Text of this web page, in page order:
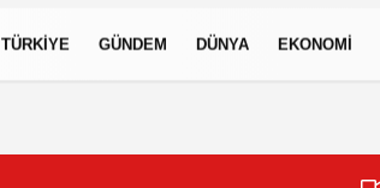
TÜRKIYE GÜNDEM DÜNYA EKONOMI